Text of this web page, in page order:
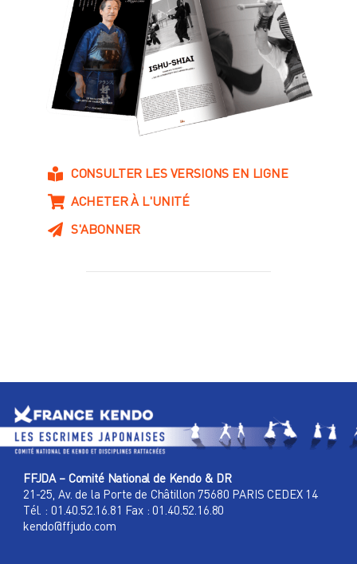
CONSULTER LES VERSIONS EN LIGNE
ACHETER À L'UNITÉ
S'ABONNER
FFJDA – Comité National de Kendo & DR
21-25, Av. de la Porte de Châtillon 75680 PARIS CEDEX 14
Tél. : 01.40.52.16.81 Fax : 01.40.52.16.80
kendo@ffjudo.com